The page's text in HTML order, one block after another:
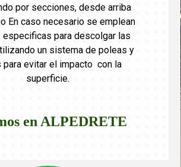
por secciones, desde arriba
En caso necesario se emplean
especificas para descolgar las
un sistema de poleas y
para evitar el impacto con la
superficie.
en ALPEDRETE